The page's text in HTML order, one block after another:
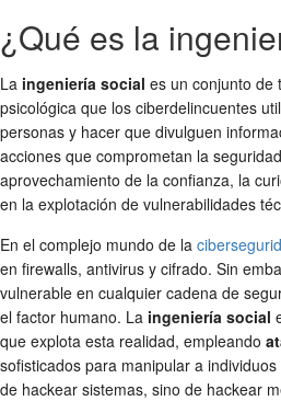
¿Qué es la
La ingeniería social es un conjunto de
psicológica que los ciberdelincuentes
personas y hacer que divulguen
acciones que comprometan la
aprovechamiento de la confianza, la
en la explotación de vulnerabilidades
En el complejo mundo de la
en firewalls, antivirus y cifrado. Sin
vulnerable en cualquier cadena de
el factor humano. La ingeniería social
que explota esta realidad, empleando
sofisticados para manipular a
de hackear sistemas, sino de hackear